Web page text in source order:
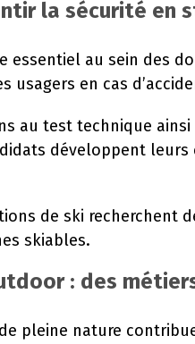
la sécurité en
essentiel au sein des
usagers en cas
au test technique
développent
de ski recherchent
skiables.
: des
pleine nature